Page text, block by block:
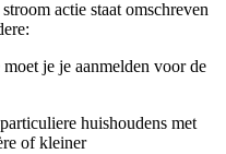
actie staat omschreven
je je aanmelden voor de
huishoudens met
of kleiner